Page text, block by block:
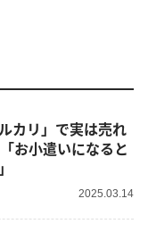
カリ」で実は売れ
お小遣いになると
2025.03.14